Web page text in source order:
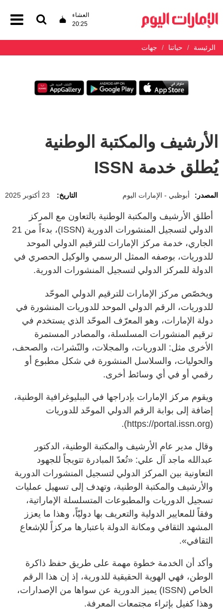
العشاء
20:25
الرئيسة حياتنا جهات
الأرشيف والمكتبة الوطنية
يُطلق خدمة ISSN
المصدر: أبوظبي - الإمارات اليوم التاريخ: 23 أكتوبر 2025
أطلق الأرشيف والمكتبة الوطنية بالتعاون مع المركز
الدولي لتسجيل المنشورات الدورية (ISSN)، بدءاً من 21
الجاري، خدمة مركز الإمارات للترقيم الدولي الموحد
للدوريات، بوصفه الممثل الرسمي والوكيل الحصري في
الدولة للمركز الدولي لتسجيل المنشورات الدورية.
ويخصّص مركز الإمارات للترقيم الدولي الموحّد
للدوريات، الرقم الدولي الموحد للدوريات المنشورة في
دولة الإمارات، وهو المعرّف الموحّد الذي يستخدم في
ترقيم المنشورات المسلسلة، والمصادر المستمرة
الأخرى مثل: الدوريات، والمجلات، والنّشرات، والصحف،
والحوليات، والسلاسل المنشورة في شكل مطبوع أو
رقمي أو في أي وسائط أخرى.
ويقوم مركز الإمارات بإدراجها في الببليوغرافية الوطنية،
إضافة إلى بوابة الرقم الدولي الموحّد للدوريات
(https://portal.issn.org).
وقال مدير عام الأرشيف والمكتبة الوطنية، الدكتور
عبدالله ماجد آل علي: «تُعدّ المبادرة تتويجاً للجهود
التعاونية بين المركز الدولي لتسجيل المنشورات الدورية
والأرشيف والمكتبة الوطنية، وتهدف إلى تسهيل عمليات
تسجيل الدوريات والمطبوعات المتسلسلة الإماراتية،
وفقاً للمعايير الدولية والتعريف بها دوليّاً، وهذا ما يعزز
المشهد الثقافي ومكانة الدولة باعتبارها مركزاً للإشعاع
الثقافي».
وأكد أن الخدمة خطوة مهمة على طريق حفظ ذاكرة
الوطن، فهي الهوية الحقيقية للدورية، إذ إن هذا الرقم
الخاص (ISSN) يميز الدورية عن سواها من الإصدارات،
وهذا كفيل بإثراء مجتمعات المعرفة.